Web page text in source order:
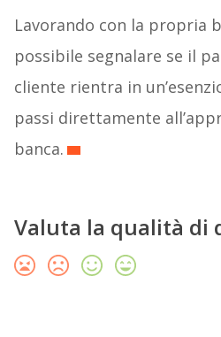
Lavorando con la propria
possibile segnalare se il
cliente rientra in
passi direttamente
banca.
Valuta la qualità di